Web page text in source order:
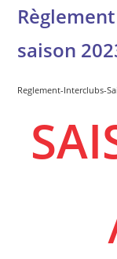
saison
Reglement-Interclubs-